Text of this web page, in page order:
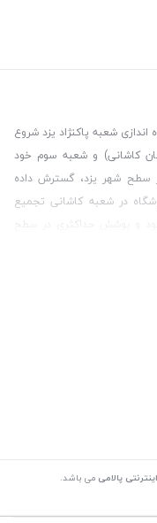
خود را با راه اندازی شعبه پاکنژاد یزد شروع
کاشانی) و شعبه سوم خود
سطح شهر یزد، گسترش داده
در شعبه کاشانی تجمیع
و پوشش حداکثری در سطح
پالامی را راه اندازی
نمودن یک خرید اینترنتی
مناسب می باشد که مشتری
و در زمان مورد نظر خود
و کالای تحویل شده ضمانت
حضوری و جذب مشتریان و
این مجموعه می باشد.
این است که کالای خریداری
اینترنتی پالامی این
تحویل سفارش به مشتری،
از 1 ساعت) را نیز در سطح استان یزد ارائه دهد.
پالامی می باشد.